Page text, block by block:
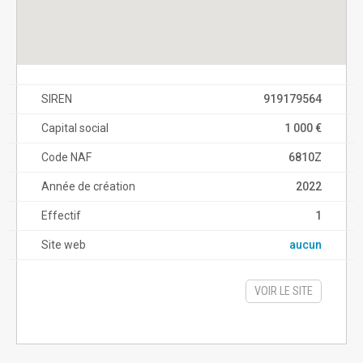
SIREN 919179564
Capital social 1 000 €
Code NAF 6810Z
Année de création 2022
Effectif 1
Site web aucun
VOIR LE SITE